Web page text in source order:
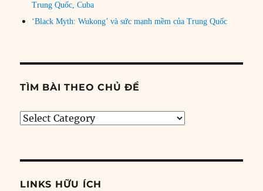
Trung Quốc, Cuba
‘Black Myth: Wukong’ và sức mạnh mềm của Trung Quốc
TÌM BÀI THEO CHỦ ĐỀ
Tìm
đề
LINKS HỮU ÍCH